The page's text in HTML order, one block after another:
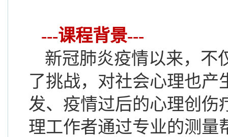
---课程背景---
新冠肺炎疫情以来，不
了挑战，对社会心理也产
发、疫情过后的心理创伤
理工作者通过专业的测量